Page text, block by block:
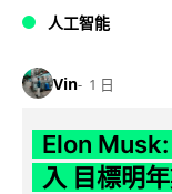
人工智能
Vin 1 日
Elon
入 目標明